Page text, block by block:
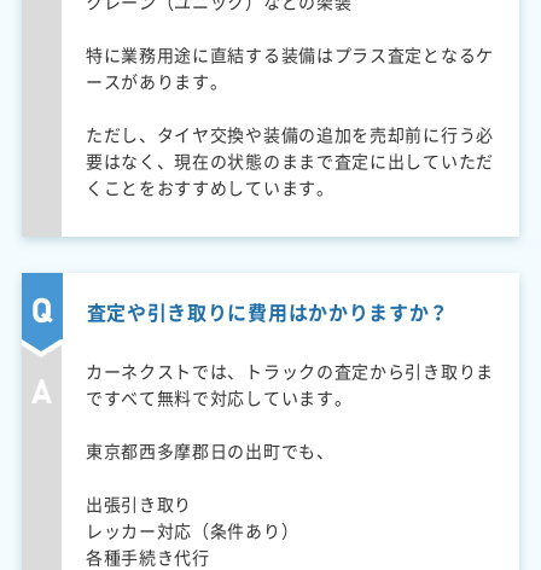
特に業務用途に直結する装備はプラス査定となるケ
ースがあります。
ただし、タイヤ交換や装備の追加を売却前に行う必
要はなく、現在の状態のままで査定に出していただ
くことをおすすめしています。
査定や引き取りに費用はかかりますか？
カーネクストでは、トラックの査定から引き取りま
ですべて無料で対応しています。
東京都西多摩郡日の出町でも、
出張引き取り
レッカー対応（条件あり）
各種手続き代行